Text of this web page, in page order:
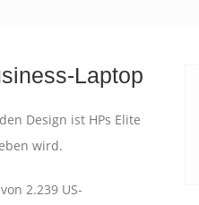
Laptop
Design ist HPs Elite
wird.
2.239 US-